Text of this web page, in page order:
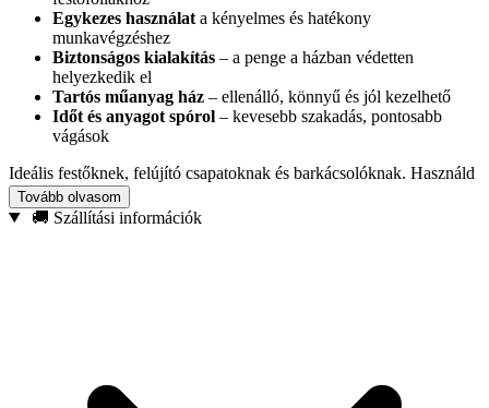
Egykezes használat a kényelmes és hatékony
munkavégzéshez
Biztonságos kialakítás – a penge a házban védetten
helyezkedik el
Tartós műanyag ház – ellenálló, könnyű és jól kezelhető
Időt és anyagot spórol – kevesebb szakadás, pontosabb
vágások
Ideális festőknek, felújító csapatoknak és barkácsolóknak. Használd
padló, fal, bútor és nyílászárók védelmére, valamint takaró- és
festőfóliák gyors méretre vágásához. Az ergonomikus forma segíti a
Felhasználás: festő- és védőfóliákhoz
Tovább olvasom
🚚 Szállítási információk